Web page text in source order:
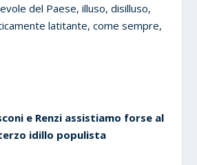
del Paese, illuso, disilluso,
latitante, come sempre,
e Renzi assistiamo forse al
idillo populista